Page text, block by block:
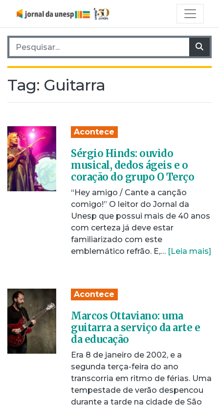
Pesquisar por:
Tag: Guitarra
Acontece
Sérgio Hinds: ouvido
musical, dedos ágeis e o
coração do grupo O Terço
“Hey amigo / Cante a canção
comigo!” O leitor do Jornal da
Unesp que possui mais de 40 anos
com certeza já deve estar
familiarizado com este
emblemático refrão. E,… [Leia mais]
Acontece
Marcos Ottaviano: uma
guitarra a serviço da arte e
da educação
Era 8 de janeiro de 2002, e a
segunda terça-feira do ano
transcorria em ritmo de férias. Uma
tempestade de verão despencou
durante a tarde na cidade de São